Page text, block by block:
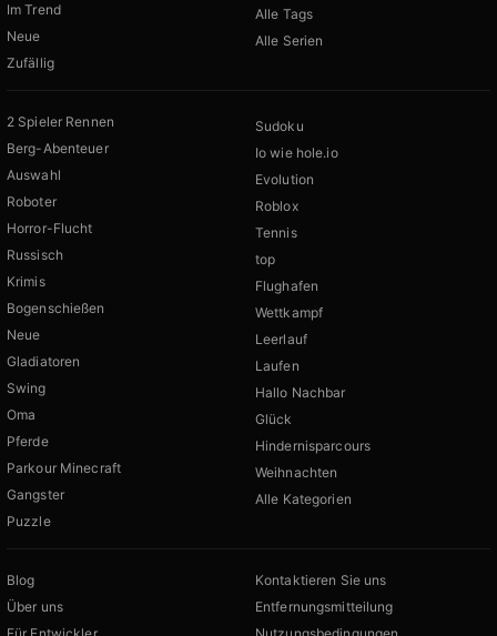
Im Trend
Neue
Zufällig
Alle Tags
Alle Serien
2 Spieler Rennen
Berg-Abenteuer
Auswahl
Roboter
Horror-Flucht
Russisch
Krimis
Bogenschießen
Neue
Gladiatoren
Swing
Oma
Pferde
Parkour Minecraft
Gangster
Puzzle
Sudoku
Io wie hole.io
Evolution
Roblox
Tennis
top
Flughafen
Wettkampf
Leerlauf
Laufen
Hallo Nachbar
Glück
Hindernisparcours
Weihnachten
Alle Kategorien
Blog
Über uns
Kontaktieren Sie uns
Entfernungsmitteilung